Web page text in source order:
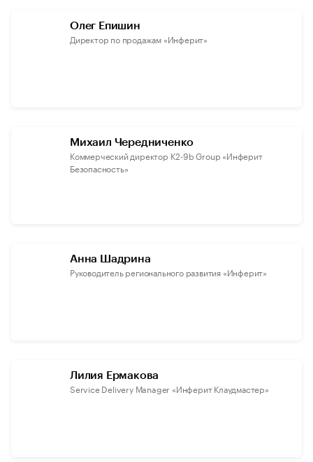
Олег Епишин
Директор по продажам «Инферит»
Михаил Чередниченко
Коммерческий директор K2-9b Group «Инферит
Безопасность»
Анна Шадрина
Руководитель регионального развития «Инферит»
Лилия Ермакова
Service Delivery Manager «Инферит Клаудмастер»